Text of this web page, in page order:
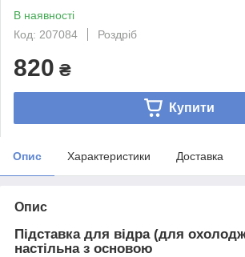
В наявності
Код: 207084
Роздріб
820 ₴
Купити
Опис Характеристики Доставка
Опис
Підставка для відра (для
настільна з основою